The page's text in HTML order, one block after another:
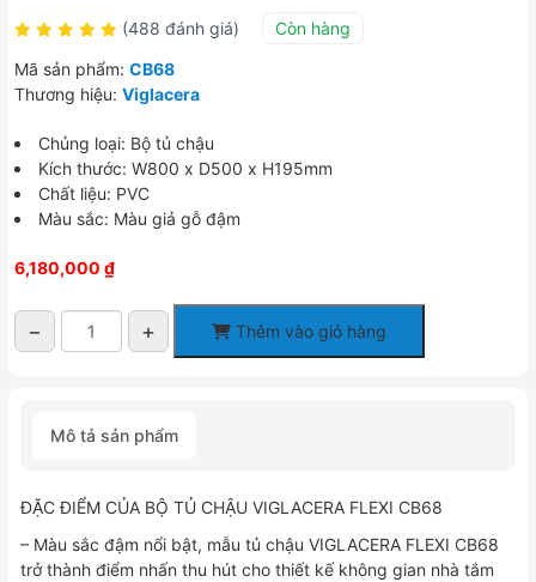
(488 đánh giá)
Còn hàng
Mã sản phẩm: CB68
Thương hiệu: Viglacera
Chủng loại: Bộ tủ chậu
Kích thước: W800 x D500 x H195mm
Chất liệu: PVC
Màu sắc: Màu giả gỗ đậm
6,180,000 ₫
FLEXI
lượng
− + Thêm vào giỏ hàng
Mô tả sản phẩm
ĐẶC ĐIỂM CỦA BỘ TỦ CHẬU VIGLACERA FLEXI CB68
– Màu sắc đậm nổi bật, mẫu tủ chậu VIGLACERA FLEXI CB68
trở thành điểm nhấn thu hút cho thiết kế không gian nhà tắm